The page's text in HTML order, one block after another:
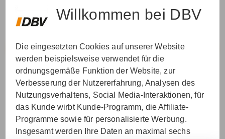
Willkommen bei DBV
Die eingesetzten Cookies auf unserer Website
werden beispielsweise verwendet für die
ordnungsgemäße Funktion der Website, zur
Verbesserung der Nutzererfahrung, Analysen des
Nutzungsverhaltens, Social Media-Interaktionen, für
das Kunde wirbt Kunde-Programm, die Affiliate-
Programme sowie für personalisierte Werbung.
Insgesamt werden Ihre Daten an maximal sechs
VER­STAN­DEN & WEI­TER